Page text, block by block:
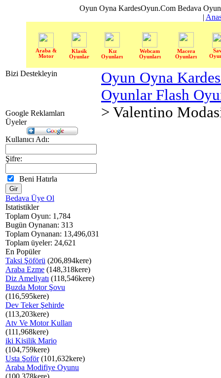
Oyun Oyna KardesOyun.Com Bedava
|
Araba &
Motor
Klasik
Oyunlar
Kız
Oyunları
Webcam
Oyunları
Macera
Oyunları
Bizi Destekleyin
Google Reklamları
Üyeler
Kullanıcı Adı:
Şifre:
Beni Hatırla
Bedava Üye Ol
Istatistikler
Toplam Oyun: 1,784
Bugün Oynanan: 313
Toplam Oynanan: 13,496,031
Toplam üyeler: 24,621
En Popüler
Taksi Şöförü (206,894kere)
Araba Ezme (148,318kere)
Diz Ameliyatı (118,546kere)
Buzda Motor Şovu
(116,595kere)
Dev Teker Şehirde
(113,203kere)
Atv Ve Motor Kullan
(111,968kere)
iki Kisilik Mario
(104,759kere)
Usta Şoför(101,632kere)
Araba Modifiye Oyunu
(100,378kere)
Oyun Oyna
Oyunlar Flash
> Valentino